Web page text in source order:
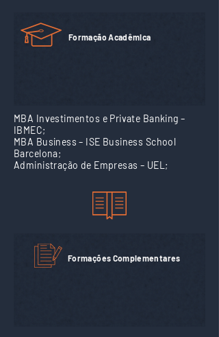
Formação Acadêmica
MBA Investimentos e Private Banking –
IBMEC;
MBA Business – ISE Business School
Barcelona;
Administração de Empresas – UEL;
Formações Complementares